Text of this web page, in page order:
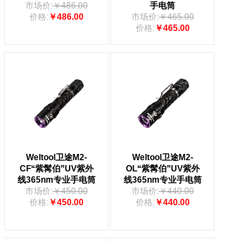
市场价:￥486.00
价格: ￥486.00
手电筒
市场价:￥465.00
价格: ￥465.00
Weltool卫途M2-
CF“紫髯伯”UV紫外
线365nm专业手电筒
市场价:￥450.00
价格: ￥450.00
Weltool卫途M2-
OL“紫髯伯”UV紫外
线365nm专业手电筒
市场价:￥440.00
价格: ￥440.00